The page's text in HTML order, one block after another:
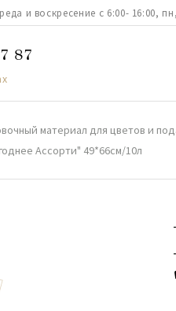
и воскресение с 6:00- 16:00,
87
материал для цветов и
Ассорти" 49*66см/10л